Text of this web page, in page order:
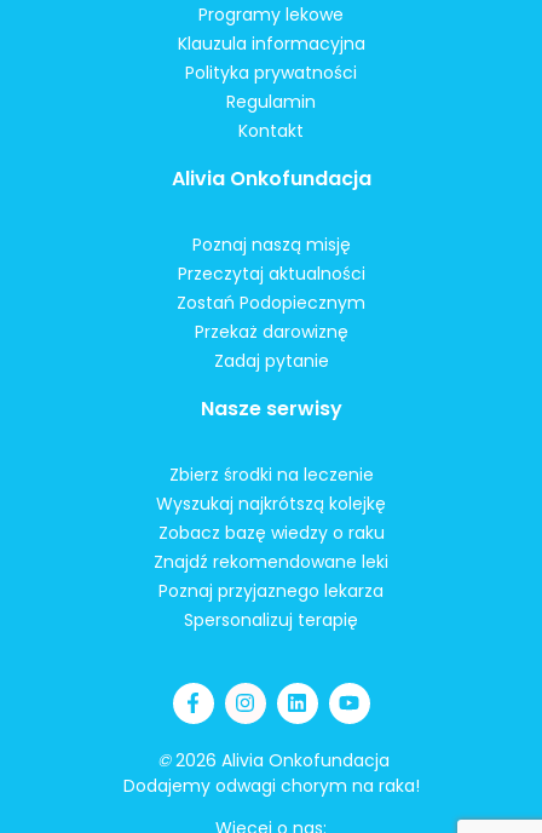
Programy lekowe
Klauzula informacyjna
Polityka prywatności
Regulamin
Kontakt
Alivia Onkofundacja
Poznaj naszą misję
Przeczytaj aktualności
Zostań Podopiecznym
Przekaż darowiznę
Zadaj pytanie
Nasze serwisy
Zbierz środki na leczenie
Wyszukaj najkrótszą kolejkę
Zobacz bazę wiedzy o raku
Znajdź rekomendowane leki
Poznaj przyjaznego lekarza
Spersonalizuj terapię
©2026 Alivia Onkofundacja
Dodajemy odwagi chorym na raka!